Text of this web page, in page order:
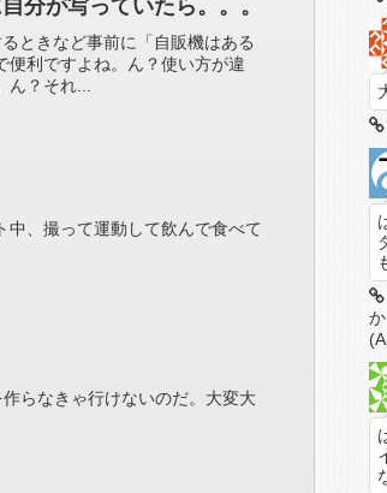
分が写っていたら。。。
ときなど事前に「自販機はある
便利ですよね。ん？使い方が違
ん？それ...
、撮って運動して飲んで食べて
らなきゃ行けないのだ。大変大